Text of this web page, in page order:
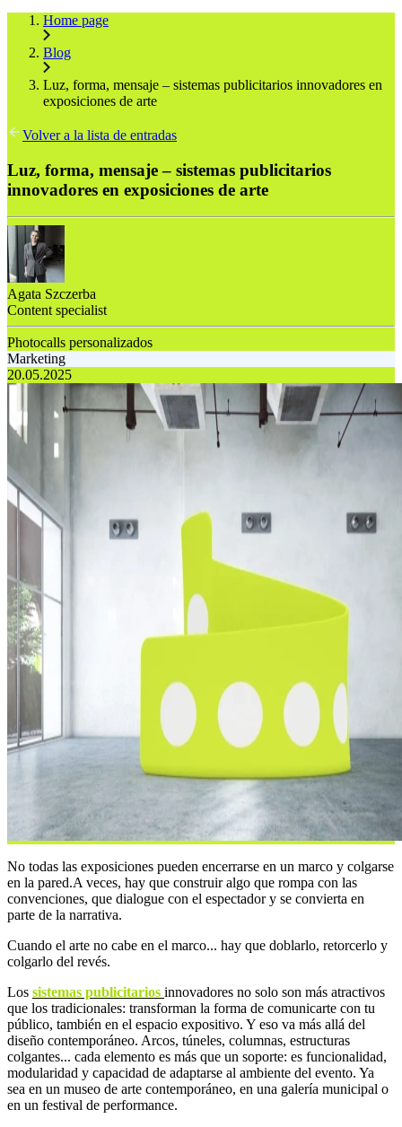
Home page
Blog
Luz, forma, mensaje – sistemas publicitarios innovadores en
exposiciones de arte
Volver a la lista de entradas
Luz, forma, mensaje – sistemas publicitarios
innovadores en exposiciones de arte
Agata Szczerba
Content specialist
Photocalls personalizados
Marketing
20.05.2025
No todas las exposiciones pueden encerrarse en un marco y colgarse
en la pared.A veces, hay que construir algo que rompa con las
convenciones, que dialogue con el espectador y se convierta en
parte de la narrativa.
Cuando el arte no cabe en el marco... hay que doblarlo, retorcerlo y
colgarlo del revés.
Los sistemas publicitarios innovadores no solo son más atractivos
que los tradicionales: transforman la forma de comunicarte con tu
público, también en el espacio expositivo. Y eso va más allá del
diseño contemporáneo. Arcos, túneles, columnas, estructuras
colgantes... cada elemento es más que un soporte: es funcionalidad,
modularidad y capacidad de adaptarse al ambiente del evento. Ya
sea en un museo de arte contemporáneo, en una galería municipal o
en un festival de performance.